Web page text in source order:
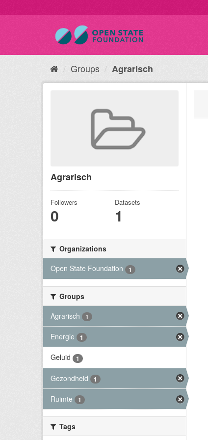
Groups Agrarisch
Agrarisch
Followers
0
Datasets
1
Organizations
Open State Foundation
1
Groups
Agrarisch
1
Energie 1
Geluid 1
Gezondheid 1
Ruimte 1
Tags